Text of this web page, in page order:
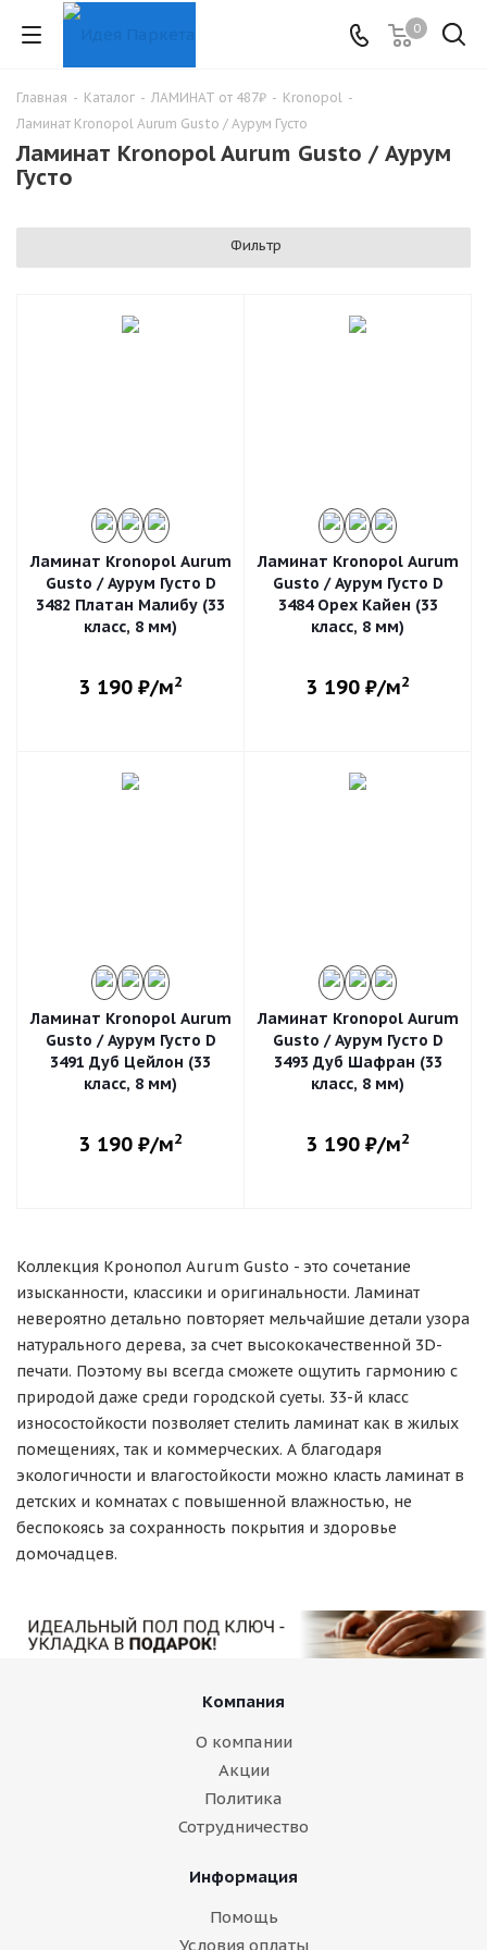
0
Главная - Каталог - ЛАМИНАТ от 487₽ - Kronopol -
Ламинат Kronopol Aurum Gusto / Аурум Густо
Ламинат Kronopol Aurum Gusto / Аурум
Густо
Фильтр
Ламинат Kronopol Aurum
Gusto / Аурум Густо D
3482 Платан Малибу (33
класс, 8 мм)
3 190₽/м2
Ламинат Kronopol Aurum
Gusto / Аурум Густо D
3484 Орех Кайен (33
класс, 8 мм)
3 190₽/м2
Ламинат Kronopol Aurum
Gusto / Аурум Густо D
3491 Дуб Цейлон (33
класс, 8 мм)
3 190₽/м2
Ламинат Kronopol Aurum
Gusto / Аурум Густо D
3493 Дуб Шафран (33
класс, 8 мм)
3 190₽/м2
Коллекция Кронопол Aurum Gusto - это сочетание
изысканности, классики и оригинальности. Ламинат
невероятно детально повторяет мельчайшие детали узора
натурального дерева, за счет высококачественной 3D-
печати. Поэтому вы всегда сможете ощутить гармонию с
природой даже среди городской суеты. 33-й класс
износостойкости позволяет стелить ламинат как в жилых
помещениях, так и коммерческих. А благодаря
экологичности и влагостойкости можно класть ламинат в
детских и комнатах с повышенной влажностью, не
беспокоясь за сохранность покрытия и здоровье
домочадцев.
Компания
О компании
Акции
Политика
Сотрудничество
Информация
Помощь
Условия оплаты